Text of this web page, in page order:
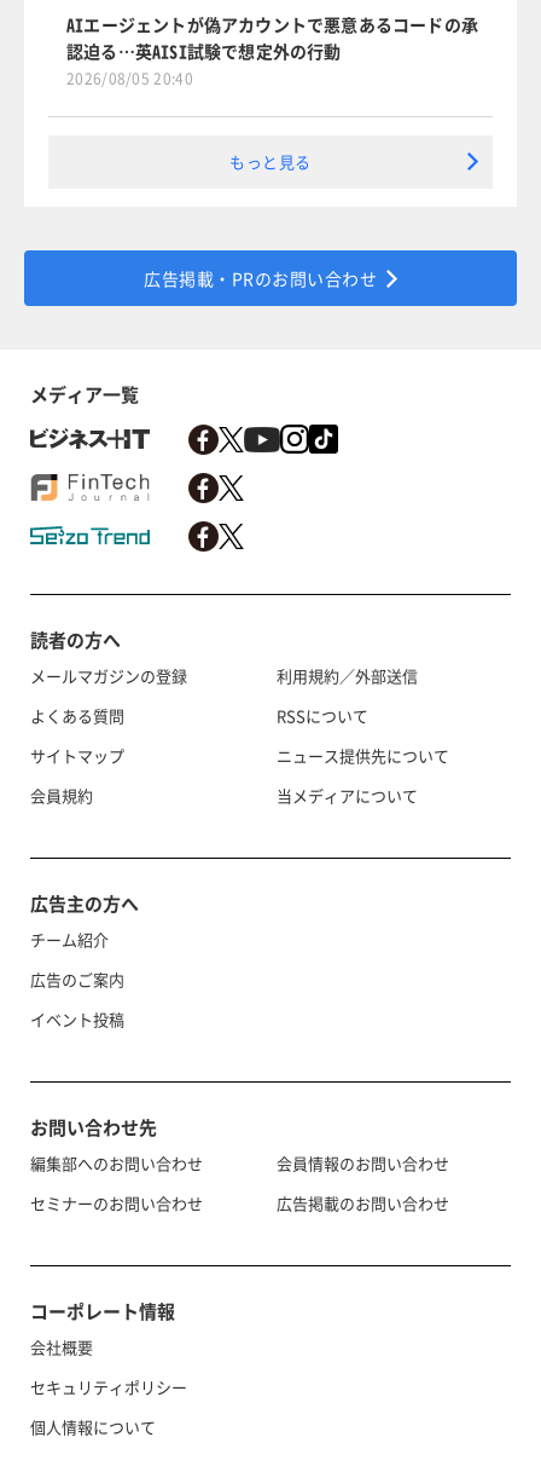
AIエージェントが偽アカウントで悪意あるコードの承
認迫る…英AISI試験で想定外の行動
2026/08/05 20:40
もっと見る
広告掲載・PRのお問い合わせ
メディア一覧
読者の方へ
メールマガジンの登録
よくある質問
サイトマップ
会員規約
利用規約／外部送信
RSSについて
ニュース提供先について
当メディアについて
広告主の方へ
チーム紹介
広告のご案内
イベント投稿
お問い合わせ先
編集部へのお問い合わせ
セミナーのお問い合わせ
会員情報のお問い合わせ
広告掲載のお問い合わせ
コーポレート情報
会社概要
セキュリティポリシー
個人情報について